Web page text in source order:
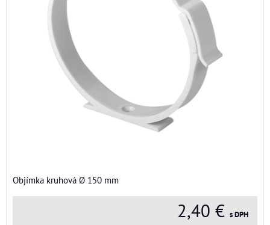
Objímka kruhová Ø 150 mm
2,40 € s DPH